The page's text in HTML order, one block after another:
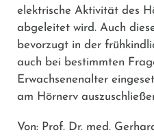
elektrische Aktivität des
abgeleitet wird. Auch
bevorzugt in der
auch bei bestimmten
Erwachsenenalter
am Hörnerv
Von: Prof. Dr. med.